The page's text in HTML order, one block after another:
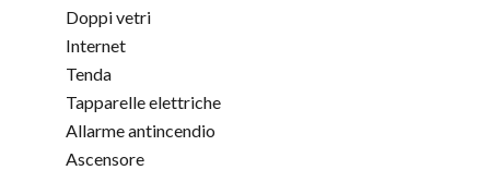
Doppi vetri
Internet
Tenda
Tapparelle elettriche
Allarme antincendio
Ascensore